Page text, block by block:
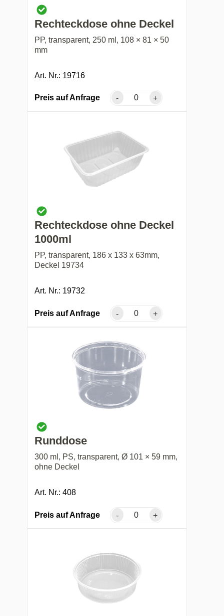
Rechteckdose ohne Deckel
PP, transparent, 250 ml, 108 × 81 × 50
mm
Art. Nr.: 19716
Preis auf Anfrage - +
Rechteckdose ohne Deckel
1000ml
PP, transparent, 186 x 133 x 63mm,
Deckel 19734
Art. Nr.: 19732
Preis auf Anfrage - +
Runddose
300 ml, PS, transparent, Ø 101 × 59 mm,
ohne Deckel
Art. Nr.: 408
Preis auf Anfrage - +